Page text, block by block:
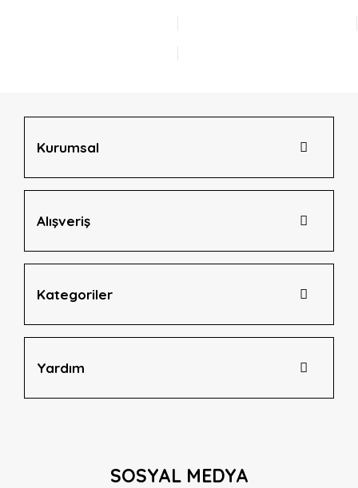
Ürün açıklamasında eksik bilgiler bulunuyor.
Kurumsal
Alışveriş
Kategoriler
Yardım
SOSYAL MEDYA